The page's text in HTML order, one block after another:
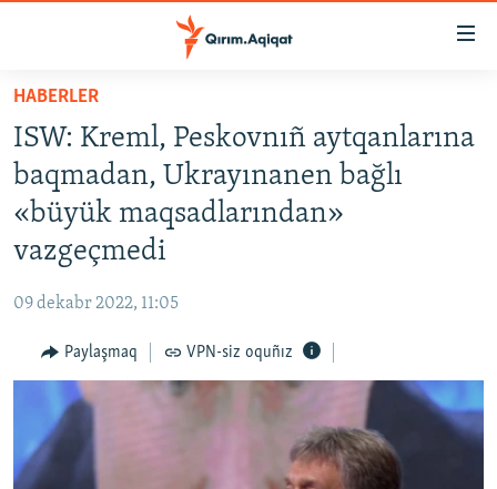
Esas
qaytmaq
Baş
navigatsiyağa
qaytmaq
Qıdıruvğa
İQTİSADİYAT
İNSAN AQLARI
VİDEO
SÜRET
BLOGLAR
FİKİR
HABERLER
ISW: Kreml, Peskovnıñ aytqanlarına
baqmadan, Ukrayınanen bağlı
«büyük maqsadlarından»
vazgeçmedi
09 dekabr 2022, 11:05
Paylaşmaq VPN-siz oquñız